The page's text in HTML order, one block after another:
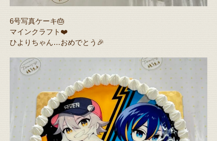
6号写真ケーキ🎂
マインクラフト❤️
ひよりちゃん…おめでとう🎉